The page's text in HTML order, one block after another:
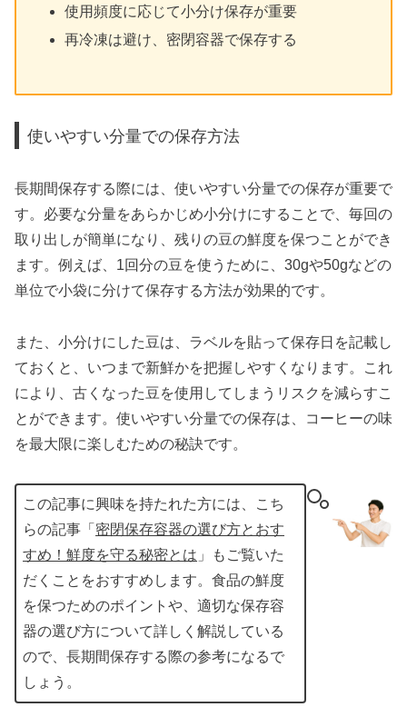
使用頻度に応じて小分け保存が重要
再冷凍は避け、密閉容器で保存する
使いやすい分量での保存方法
長期間保存する際には、使いやすい分量での保存が重要で
す。必要な分量をあらかじめ小分けにすることで、毎回の
取り出しが簡単になり、残りの豆の鮮度を保つことができ
ます。例えば、1回分の豆を使うために、30gや50gなどの
単位で小袋に分けて保存する方法が効果的です。
また、小分けにした豆は、ラベルを貼って保存日を記載し
ておくと、いつまで新鮮かを把握しやすくなります。これ
により、古くなった豆を使用してしまうリスクを減らすこ
とができます。使いやすい分量での保存は、コーヒーの味
を最大限に楽しむための秘訣です。
この記事に興味を持たれた方には、こち
らの記事「 密閉保存容器の選び方とおす
すめ！鮮度を守る秘密とは 」もご覧いた
だくことをおすすめします。食品の鮮度
を保つためのポイントや、適切な保存容
器の選び方について詳しく解説している
ので、長期間保存する際の参考になるで
しょう。